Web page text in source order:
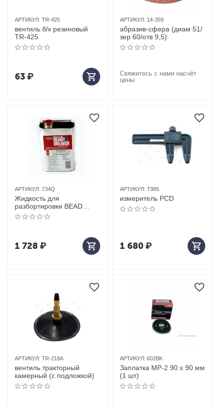
АРТИКУЛ: TR-425
вентиль б/к резиновый
TR-425
63₽
АРТИКУЛ: 14-359
абразив-сфера (диам 51/
зер 60/отв 9,5)
Свяжитесь с нами насчёт
цены
АРТИКУЛ: 734Q
Жидкость для
разбортировки BEAD
BREAKER 945 мл
1 728₽
АРТИКУЛ: T985
измеритель PCD
1 680₽
АРТИКУЛ: TR-218A
вентиль тракторный
камерный (с подложкой)
АРТИКУЛ: 602BK
Заплатка MP-2 90 х 90 мм
(1 шт)